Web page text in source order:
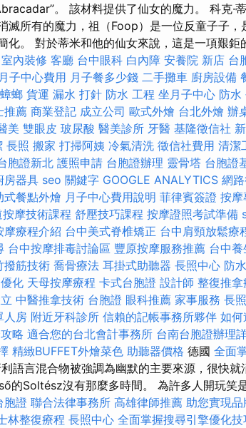
。 該材料提供了仙女的魔力。 科克·
滅所有的魔力，祖（Foop）是一位反童子子，
化。 對於蒂米和他的仙女來說，這是一項艱鉅
室內裝修 客廳 台中眼科 白內障 安養院 新店 台
月子中心費用 月子餐多少錢 二手攤車 廚房設備
螂 貨運 漏水 打針 防水 工程 坐月子中心 防水
推薦 商業登記 成立公司 歐式外燴 台北外燴 辦
美 雙眼皮 玻尿酸 醫美診所 牙醫 基隆徵信社
長照 搬家 打掃阿姨 冷氣清洗 徵信社費用 清潔
胞證新北 護照申請 台胞證辦理 靈骨塔 台胞證
房器具 seo 關鍵字 GOOGLE ANALYTICS 網
式餐點外燴 月子中心費用說明 菲律賓簽證 按摩
按摩技術課程 舒壓技巧課程 按摩證照考試準備
摩療程介紹 台中美式脊椎矯正 台中肩頸放鬆療
台中按摩排毒討論區 豐原按摩服務推薦 台中
撥筋技術 喬骨療法 耳掛式助聽器 長照中心 防
化 天母按摩療程 卡式台胞證 設計師 整復推拿
中醫推拿技術 台胞證 眼科推薦 家事服務 長照
人房 附近牙科診所 信賴的記帳事務所夥伴 如何
略 適合您的台北會計事務所 台南台胞證辦理
精緻BUFFET外燴菜色 助聽器價格 德國 全面
語言混合物被強調為幽默的主要來源，很快就
的Soltész沒有那麼多時間。 為許多人開玩笑
胞證 聯合法律事務所 高雄律師推薦 助您實現
林整復療程 長照中心 全面掌握搜尋引擎優化技